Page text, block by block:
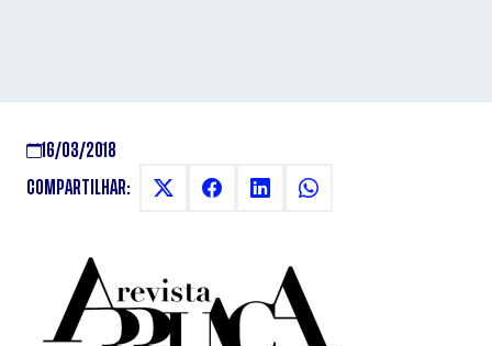
16/03/2018
COMPARTILHAR: